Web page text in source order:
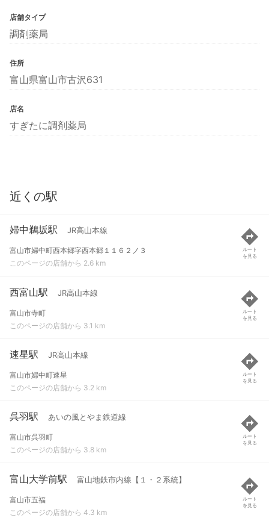
店舗タイプ
調剤薬局
住所
富山県富山市古沢631
店名
すぎたに調剤薬局
近くの駅
婦中鵜坂駅 JR高山本線
富山市婦中町西本郷字西本郷１１６２ノ３
このページの店舗から 2.6 km
ルート
を見る
西富山駅 JR高山本線
富山市寺町
このページの店舗から 3.1 km
ルート
を見る
速星駅 JR高山本線
富山市婦中町速星
このページの店舗から 3.2 km
ルート
を見る
呉羽駅 あいの風とやま鉄道線
富山市呉羽町
このページの店舗から 3.8 km
ルート
を見る
富山大学前駅 富山地鉄市内線【１・２系統】
富山市五福
このページの店舗から 4.3 km
ルート
を見る